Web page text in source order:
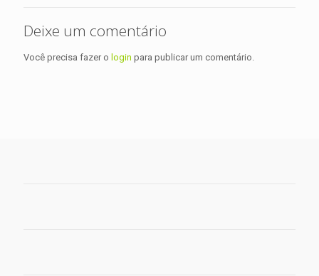
Deixe um comentário
Você precisa fazer o login para publicar um comentário.